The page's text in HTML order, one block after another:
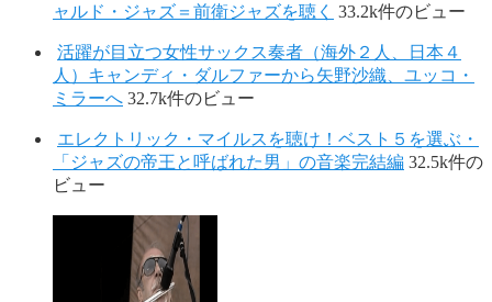
ャルド・ジャズ＝前衛ジャズを聴く 33.2k件のビュー
活躍が目立つ女性サックス奏者（海外２人、日本４
人）キャンディ・ダルファーから矢野沙織、ユッコ・
ミラーへ 32.7k件のビュー
エレクトリック・マイルスを聴け！ベスト５を選ぶ・
「ジャズの帝王と呼ばれた男」の音楽完結編 32.5k件の
ビュー